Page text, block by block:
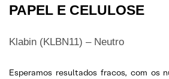
PAPEL E CELULOSE
Klabin (KLBN11) – Neutro
Esperamos resultados fracos, com os